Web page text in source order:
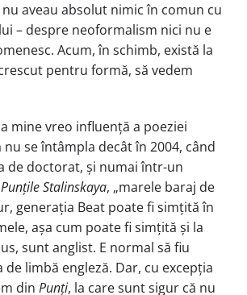
aveau absolut nimic în comun cu
– despre neoformalism nici nu e
Acum, în schimb, există la
pentru formă, să vedem
mine vreo influență a poeziei
se întâmpla decât în 2004, când
de doctorat, și numai într-un
Punțile Stalinskaya, „marele baraj de
generația Beat poate fi simțită în
așa cum poate fi simțită și la
sunt anglist. E normal să fiu
de limbă engleză. Dar, cu excepția
din Punți, la care sunt sigur că nu